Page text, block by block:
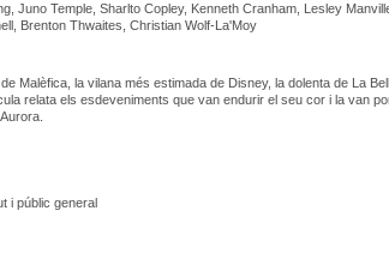
Juno Temple, Sharlto Copley, Kenneth Cranham, Lesley
Brenton Thwaites, Christian Wolf-La'Moy
Malèfica, la vilana més estimada de Disney, la dolenta de La
relata els esdeveniments que van endurir el seu cor i la van
i públic general